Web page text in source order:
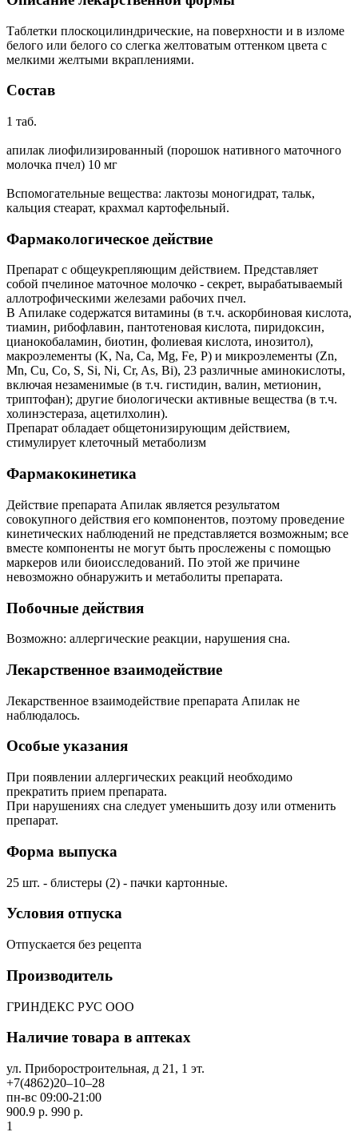
Таблетки плоскоцилиндрические, на поверхности и в изломе
белого или белого со слегка желтоватым оттенком цвета с
мелкими желтыми вкраплениями.
Состав
1 таб.
апилак лиофилизированный (порошок нативного маточного
молочка пчел) 10 мг
Вспомогательные вещества: лактозы моногидрат, тальк,
кальция стеарат, крахмал картофельный.
Фармакологическое действие
Препарат с общеукрепляющим действием. Представляет
собой пчелиное маточное молочко - секрет, вырабатываемый
аллотрофическими железами рабочих пчел.
В Апилаке содержатся витамины (в т.ч. аскорбиновая кислота,
тиамин, рибофлавин, пантотеновая кислота, пиридоксин,
цианокобаламин, биотин, фолиевая кислота, инозитол),
макроэлементы (K, Na, Ca, Mg, Fe, P) и микроэлементы (Zn,
Mn, Cu, Co, S, Si, Ni, Cr, As, Bi), 23 различные аминокислоты,
включая незаменимые (в т.ч. гистидин, валин, метионин,
триптофан); другие биологически активные вещества (в т.ч.
холинэстераза, ацетилхолин).
Препарат обладает общетонизирующим действием,
стимулирует клеточный метаболизм
Фармакокинетика
Действие препарата Апилак является результатом
совокупного действия его компонентов, поэтому проведение
кинетических наблюдений не представляется возможным; все
вместе компоненты не могут быть прослежены с помощью
маркеров или биоисследований. По этой же причине
невозможно обнаружить и метаболиты препарата.
Побочные действия
Возможно: аллергические реакции, нарушения сна.
Лекарственное взаимодействие
Лекарственное взаимодействие препарата Апилак не
наблюдалось.
Особые указания
При появлении аллергических реакций необходимо
прекратить прием препарата.
При нарушениях сна следует уменьшить дозу или отменить
препарат.
Форма выпуска
25 шт. - блистеры (2) - пачки картонные.
Условия отпуска
Отпускается без рецепта
Производитель
ГРИНДЕКС РУС ООО
Наличие товара в аптеках
ул. Приборостроительная, д 21, 1 эт.
+7(4862)20‒10‒28
пн-вс 09:00-21:00
900.9 р. 990 р.
1